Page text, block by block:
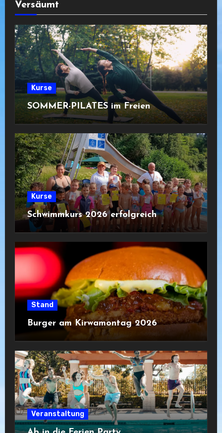
Versäumt
Kurse
SOMMER-PILATES im Freien
Kurse
Schwimmkurs 2026 erfolgreich
Stand
Burger am Kirwamontag 2026
Veranstaltung